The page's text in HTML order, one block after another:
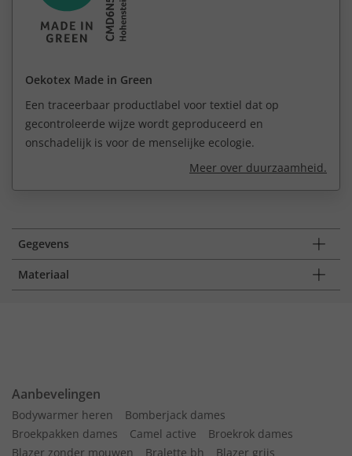
Oekotex Made in Green
Een traceerbaar productlabel voor textiel dat op
gecontroleerde wijze wordt geproduceerd en
onschadelijk is voor de menselijke ecologie.
Meer over duurzaamheid.
Gegevens
Materiaal
Aanbevelingen
Bodywarmer heren
Bomberjack dames
Broekpakken dames
Camel active
Broekrok dames
Blazer zonder mouwen
Bralette bh
Blazer grijs